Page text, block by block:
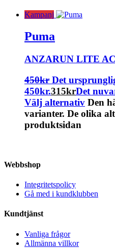
Kampanj
Puma
ANZARUN LITE
450kr Det
450kr.315krDet
Välj alternativ Den
varianter. De olika
produktsidan
Webbshop
Integritetspolicy
Gå med i kundklubben
Kundtjänst
Vanliga frågor
Allmänna villkor